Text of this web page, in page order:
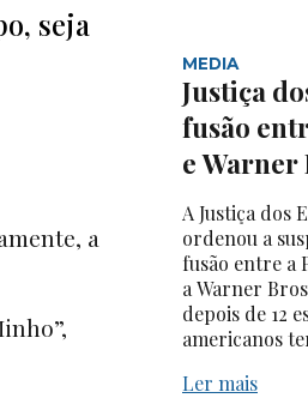
seja
a
,
MEDIA
Justiça
fusão
e Warner
A Justiça dos
ordenou a
fusão entre a
a Warner
depois de 12
americanos
Ler mais